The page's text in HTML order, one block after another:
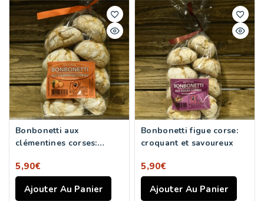
Bonbonetti aux
clémentines corses:
5,90€
Ajouter Au Panier
Bonbonetti figue corse:
croquant et savoureux
5,90€
Ajouter Au Panier